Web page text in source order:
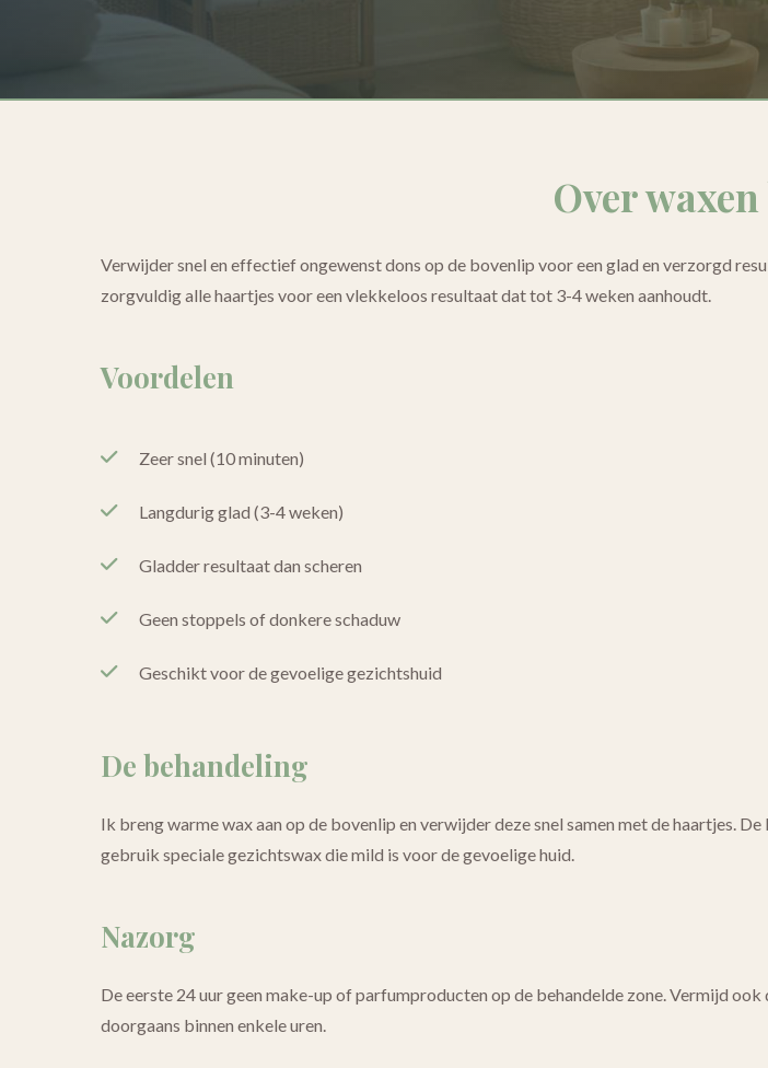
Over
Verwijder snel en effectief ongewenst dons op de bovenlip voor een glad en verzorgd
zorgvuldig alle haartjes voor een vlekkeloos resultaat dat tot 3-4 weken aanhoudt.
Voordelen
Zeer snel (10 minuten)
Langdurig glad (3-4 weken)
Gladder resultaat dan scheren
Geen stoppels of donkere schaduw
Geschikt voor de gevoelige gezichtshuid
De behandeling
Ik breng warme wax aan op de bovenlip en verwijder deze snel samen met de haartjes.
gebruik speciale gezichtswax die mild is voor de gevoelige huid.
Nazorg
De eerste 24 uur geen make-up of parfumproducten op de behandelde zone. Vermijd
doorgaans binnen enkele uren.